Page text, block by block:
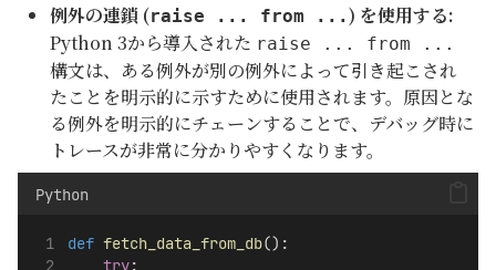
例外の連鎖 (raise ... from ...) を使用する:
Python 3から導入された raise ... from ...
構文は、ある例外が別の例外によって引き起こされ
たことを明示的に示すために使用されます。原因とな
る例外を明示的にチェーンすることで、デバッグ時に
トレースが非常に分かりやすくなります。
Python
def fetch_data_from_db():
try: